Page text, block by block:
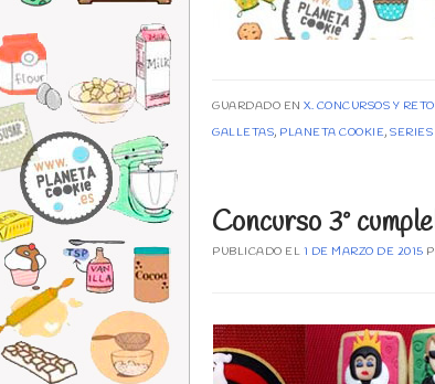
GUARDADO EN X. CONCURSOS Y
GALLETAS, PLANETA COOKIE,
Concurso 3º
PUBLICADO EL 1 DE MARZO DE 2015